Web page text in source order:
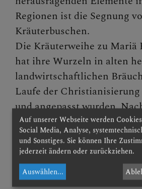
Regionen ist die Segnung
Kräuterbuschen.
Die Kräuterweihe zu
hat ihre Wurzeln in alten
landwirtschaftlichen
Laufe der
und angepasst wurden.
Volksglauben haben die an
gesegneten Kräuter eine
Heilkraft und schützen vor
und Unglück.
Auf unserer Webseite werden
Social Media, Analyse,
und Sonstiges. Sie können Ihre
jederzeit ändern oder zurückziehen.
Auswählen...